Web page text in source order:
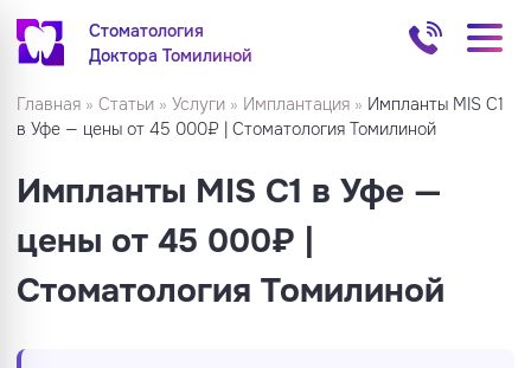
Стоматология
Доктора Томилиной
Главная » Статьи » Услуги » Имплантация » Импланты MIS C1
в Уфе — цены от 45 000₽ | Стоматология Томилиной
Импланты MIS C1 в Уфе —
цены от 45 000₽ |
Стоматология Томилиной